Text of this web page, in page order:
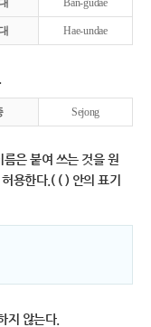
Ban-gudae
Hae-undae
Sejong
은 붙여 쓰는 것을 원
용한다.( ( ) 안의 표기
지 않는다.